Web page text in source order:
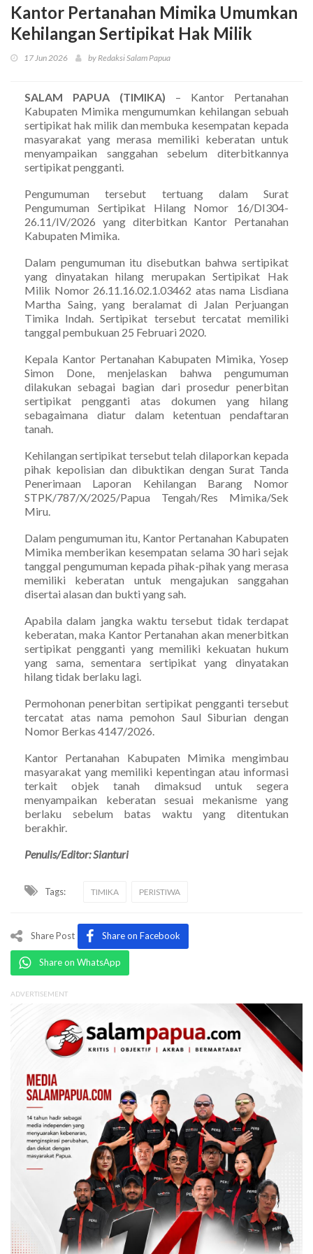
Kantor Pertanahan Mimika Umumkan
Kehilangan Sertipikat Hak Milik
17 Jun 2026 by Redaksi Salam Papua
SALAM PAPUA (TIMIKA) – Kantor Pertanahan
Kabupaten Mimika mengumumkan kehilangan sebuah
sertipikat hak milik dan membuka kesempatan kepada
masyarakat yang merasa memiliki keberatan untuk
menyampaikan sanggahan sebelum diterbitkannya
sertipikat pengganti.
Pengumuman tersebut tertuang dalam Surat
Pengumuman Sertipikat Hilang Nomor 16/DI304-
26.11/IV/2026 yang diterbitkan Kantor Pertanahan
Kabupaten Mimika.
Dalam pengumuman itu disebutkan bahwa sertipikat
yang dinyatakan hilang merupakan Sertipikat Hak
Milik Nomor 26.11.16.02.1.03462 atas nama Lisdiana
Martha Saing, yang beralamat di Jalan Perjuangan
Timika Indah. Sertipikat tersebut tercatat memiliki
tanggal pembukuan 25 Februari 2020.
Kepala Kantor Pertanahan Kabupaten Mimika, Yosep
Simon Done, menjelaskan bahwa pengumuman
dilakukan sebagai bagian dari prosedur penerbitan
sertipikat pengganti atas dokumen yang hilang
sebagaimana diatur dalam ketentuan pendaftaran
tanah.
Kehilangan sertipikat tersebut telah dilaporkan kepada
pihak kepolisian dan dibuktikan dengan Surat Tanda
Penerimaan Laporan Kehilangan Barang Nomor
STPK/787/X/2025/Papua Tengah/Res Mimika/Sek
Miru.
Dalam pengumuman itu, Kantor Pertanahan Kabupaten
Mimika memberikan kesempatan selama 30 hari sejak
tanggal pengumuman kepada pihak-pihak yang merasa
memiliki keberatan untuk mengajukan sanggahan
disertai alasan dan bukti yang sah.
Apabila dalam jangka waktu tersebut tidak terdapat
keberatan, maka Kantor Pertanahan akan menerbitkan
sertipikat pengganti yang memiliki kekuatan hukum
yang sama, sementara sertipikat yang dinyatakan
hilang tidak berlaku lagi.
Permohonan penerbitan sertipikat pengganti tersebut
tercatat atas nama pemohon Saul Siburian dengan
Nomor Berkas 4147/2026.
Kantor Pertanahan Kabupaten Mimika mengimbau
masyarakat yang memiliki kepentingan atau informasi
terkait objek tanah dimaksud untuk segera
menyampaikan keberatan sesuai mekanisme yang
berlaku sebelum batas waktu yang ditentukan
berakhir.
Penulis/Editor: Sianturi
Tags: TIMIKA PERISTIWA
Share Post Share on Facebook
Share on WhatsApp
ADVERTISEMENT